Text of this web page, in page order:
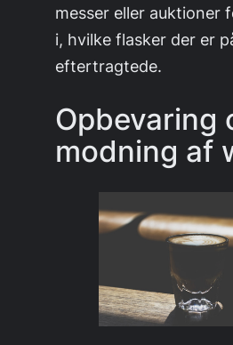
messer eller auktioner
i, hvilke flasker der er
eftertragtede.
Opbevaring
modning af